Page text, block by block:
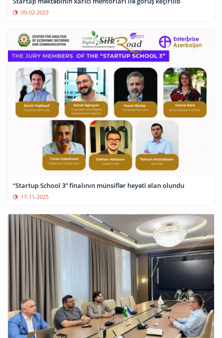
09-02-2023
“Startup School 3” finalının münsiflər heyəti elan olundu
17-11-2025